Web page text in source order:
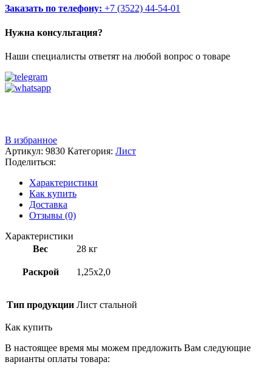
Заказать по телефону: +7 (3522) 44-54-01
Нужна консультация?
Наши специалисты ответят на любой вопрос о товаре
В избранное
Артикул: 9830 Категория: Лист
Поделиться:
Характеристики
Как купить
Доставка
Отзывы (0)
Характеристики
Вес
28 кг
Раскрой 1,25х2,0
Тип продукции Лист стальной
Как купить
В настоящее время мы можем предложить Вам следующие
варианты оплаты товара: